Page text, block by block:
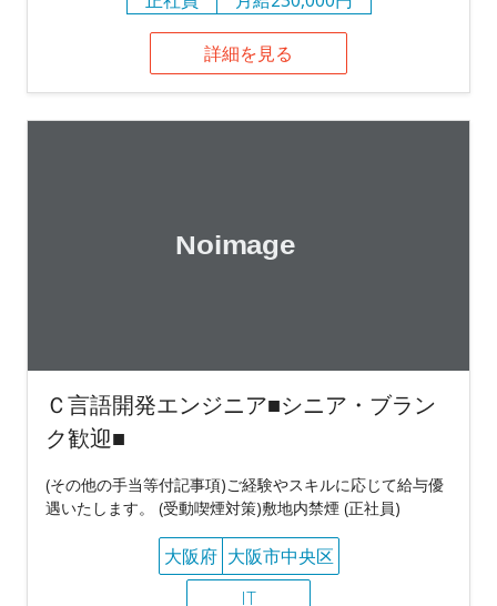
詳細を見る
Ｃ言語開発エンジニア■シニア・ブラン
ク歓迎■
(その他の手当等付記事項)ご経験やスキルに応じて給与優
遇いたします。 (受動喫煙対策)敷地内禁煙 (正社員)
大阪府 大阪市中央区
IT